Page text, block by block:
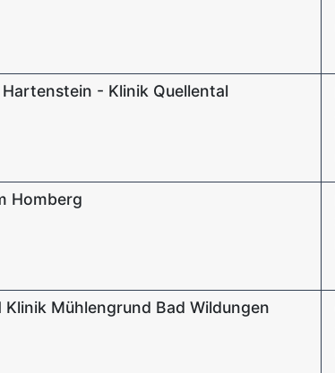
- Klinik Quellental
Homberg
Klinik Mühlengrund Bad Wildungen